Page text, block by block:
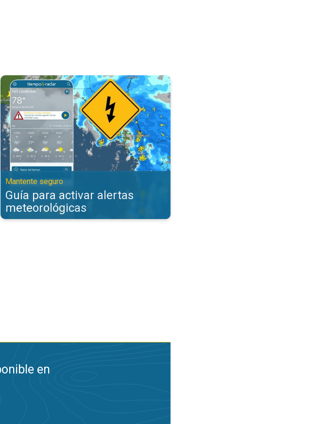
Guía para activar alertas meteorológicas. Mantente seguro. . .
Mantente seguro
Guía para activar alertas
meteorológicas
en